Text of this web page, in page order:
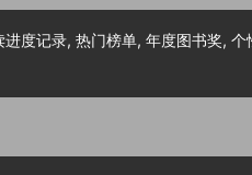
度记录, 热门榜单, 年度图书奖,